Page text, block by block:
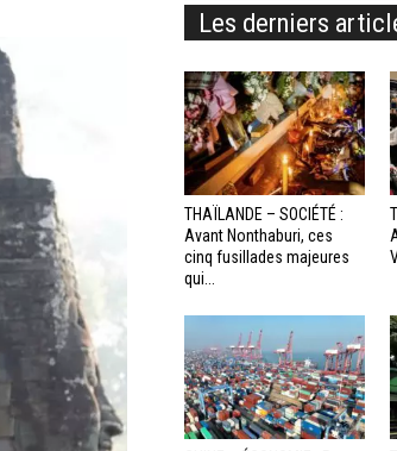
Les derniers
THAÏLANDE – SOCIÉTÉ :
Avant Nonthaburi, ces
cinq fusillades majeures
qui...